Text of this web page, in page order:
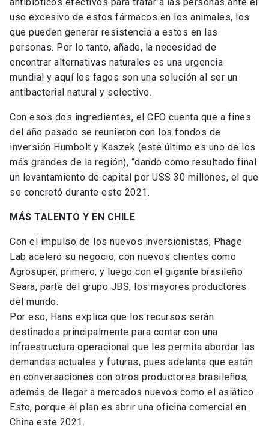
uso excesivo de estos fármacos en los animales, los
que pueden generar resistencia a estos en las
personas. Por lo tanto, añade, la necesidad de
encontrar alternativas naturales es una urgencia
mundial y aquí los fagos son una solución al ser un
antibacterial natural y selectivo.
Con esos dos ingredientes, el CEO cuenta que a fines
del año pasado se reunieron con los fondos de
inversión Humbolt y Kaszek (este último es uno de los
más grandes de la región), “dando como resultado final
un levantamiento de capital por USS 30 millones, el que
se concretó durante este 2021.
MÁS TALENTO Y EN CHILE
Con el impulso de los nuevos inversionistas, Phage
Lab aceleró su negocio, con nuevos clientes como
Agrosuper, primero, y luego con el gigante brasileño
Seara, parte del grupo JBS, los mayores productores
del mundo.
Por eso, Hans explica que los recursos serán
destinados principalmente para contar con una
infraestructura operacional que les permita abordar las
demandas actuales y futuras, pues adelanta que están
en conversaciones con otros productores brasileños,
además de llegar a mercados nuevos como el asiático.
Esto, porque el plan es abrir una oficina comercial en
China este 2021.